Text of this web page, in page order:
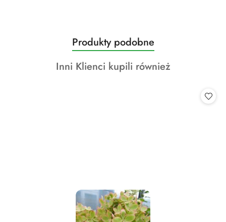
Pomiń karuzelę produktów
Produkty
o
statusie:
Produkty podobne
Produkty
Inni Klienci kupili również